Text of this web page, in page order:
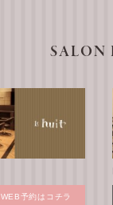
SALON
WEB予約はコチラ